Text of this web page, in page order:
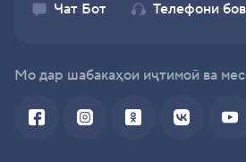
Чат Бот
Телефони
Мо дар шабакаҳои иҷтимоӣ ва